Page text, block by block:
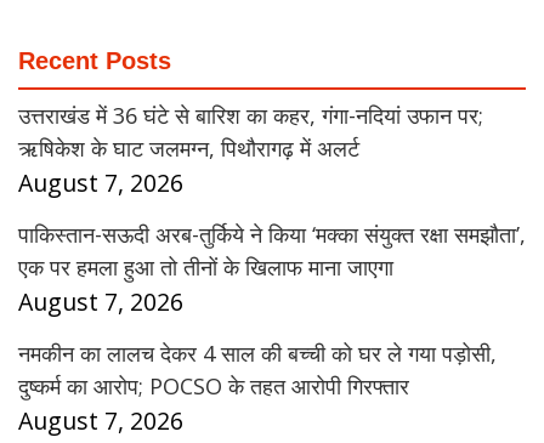
Recent Posts
उत्तराखंड में 36 घंटे से बारिश का कहर, गंगा-नदियां उफान पर;
ऋषिकेश के घाट जलमग्न, पिथौरागढ़ में अलर्ट
August 7, 2026
पाकिस्तान-सऊदी अरब-तुर्किये ने किया ‘मक्का संयुक्त रक्षा समझौता’,
एक पर हमला हुआ तो तीनों के खिलाफ माना जाएगा
August 7, 2026
नमकीन का लालच देकर 4 साल की बच्ची को घर ले गया पड़ोसी,
दुष्कर्म का आरोप; POCSO के तहत आरोपी गिरफ्तार
August 7, 2026